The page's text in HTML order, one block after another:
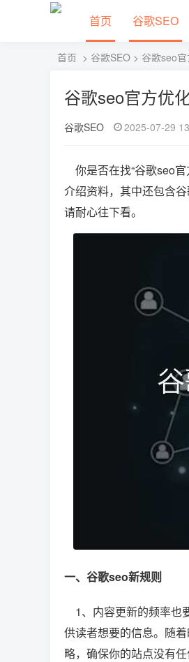
首页 谷歌SEO
首页 > 谷歌SEO > 谷歌seo
谷歌seo官方优
谷歌SEO 2025-07-29
你是否在找“谷歌seo
介绍资料，其中还包含
请耐心往下看。
一、谷歌seo新规则
1、内容更新的频率也
供读者想要的信息。随
略，确保你的站点没有